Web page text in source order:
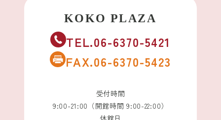
TEL.06-6370-5421
FAX.06-6370-5423
受付時間
9:00-21:00（開館時間 9:00-22:00）
休館日